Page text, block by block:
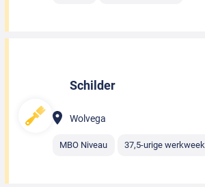
Schilder
Wolvega
MBO Niveau 37,5-urige werkweek